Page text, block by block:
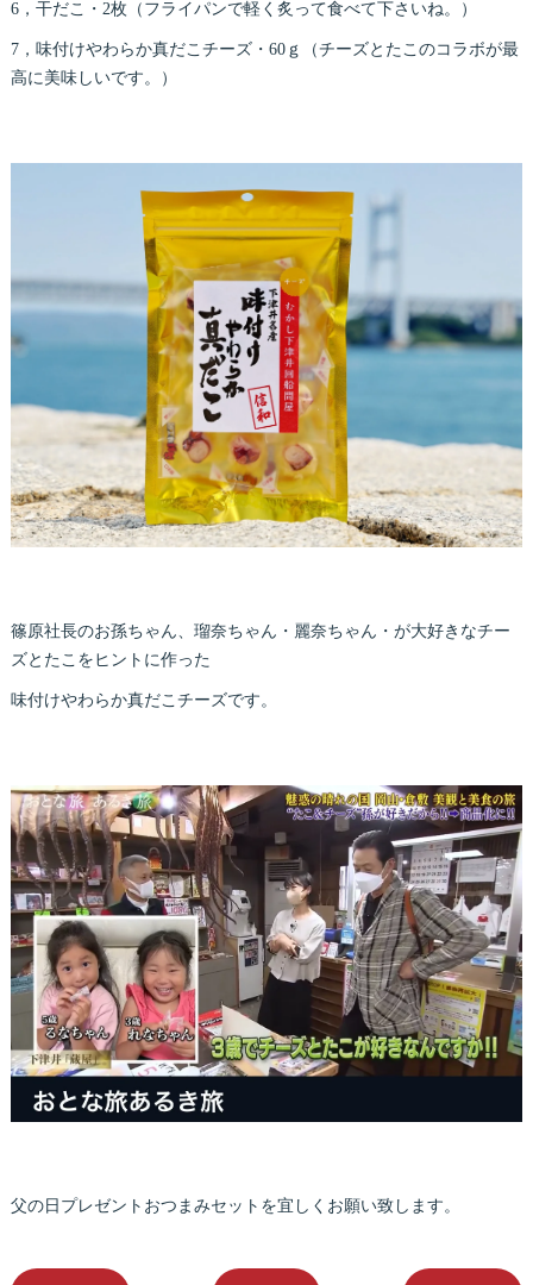
6，干だこ・2枚（フライパンで軽く炙って食べて下さいね。）
7，味付けやわらか真だこチーズ・60ｇ（チーズとたこのコラボが最
高に美味しいです。）
篠原社長のお孫ちゃん、瑠奈ちゃん・麗奈ちゃん・が大好きなチー
ズとたこをヒントに作った
味付けやわらか真だこチーズです。
父の日プレゼントおつまみセットを宜しくお願い致します。